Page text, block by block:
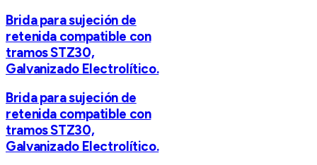
Brida para sujeción de
retenida compatible con
tramos STZ30,
Galvanizado Electrolítico.
Brida para sujeción de
retenida compatible con
tramos STZ30,
Galvanizado Electrolítico.